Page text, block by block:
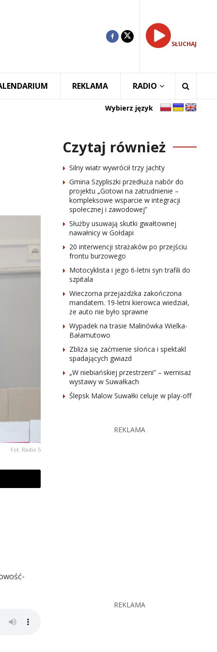
SŁUCHAJ
REKLAMA RADIO
Wybierz język
Fot. Radio 5
Czytaj również
Silny wiatr wywrócił trzy jachty
Gmina Szypliszki przedłuża nabór do
projektu „Gotowi na zatrudnienie –
kompleksowe wsparcie w integracji
społecznej i zawodowej”
Służby usuwają skutki gwałtownej
nawałnicy w Gołdapi
20 interwencji strażaków po przejściu
frontu burzowego
Motocyklista i jego 6-letni syn trafili do
szpitala
Wieczorna przejażdżka zakończona
mandatem. 19-letni kierowca wiedział,
że auto nie było sprawne
Wypadek na trasie Malinówka Wielka-
Bałamutowo
Zbliża się zaćmienie słońca i spektakl
spadających gwiazd
„W niebiańskiej przestrzeni” – wernisaż
wystawy w Suwałkach
Ślepsk Malow Suwałki celuje w play-off
REKLAMA
REKLAMA